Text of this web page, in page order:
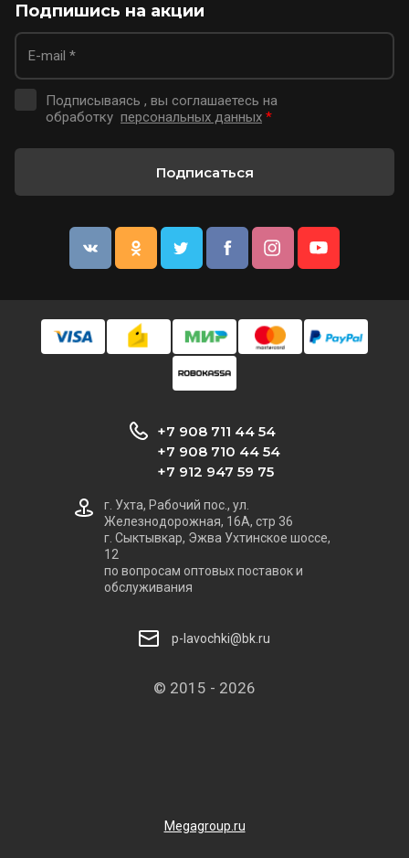
Подпишись на акции
Подписываясь , вы соглашаетесь на
обработку персональных данных *
Подписаться
© 2015 - 2026
+7 908 711 44 54
+7 908 710 44 54
+7 912 947 59 75
г. Ухта, Рабочий пос., ул.
Железнодорожная, 16А, стр 36
г. Сыктывкар, Эжва Ухтинское шоссе,
12
по вопросам оптовых поставок и
обслуживания
p-lavochki@bk.ru
Megagroup.ru